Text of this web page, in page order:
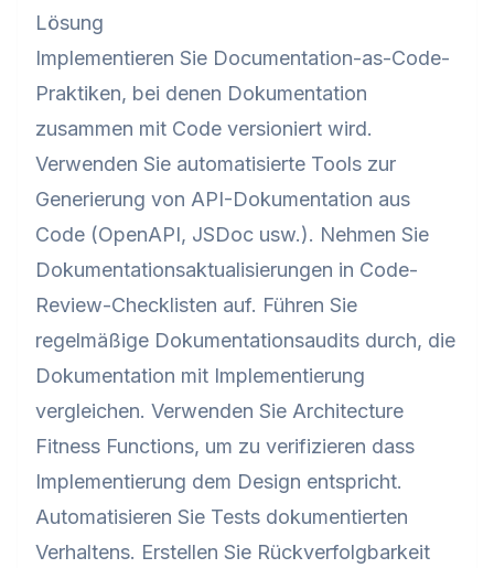
Lösung
Implementieren Sie Documentation-as-Code-
Praktiken, bei denen Dokumentation
zusammen mit Code versioniert wird.
Verwenden Sie automatisierte Tools zur
Generierung von API-Dokumentation aus
Code (OpenAPI, JSDoc usw.). Nehmen Sie
Dokumentationsaktualisierungen in Code-
Review-Checklisten auf. Führen Sie
regelmäßige Dokumentationsaudits durch, die
Dokumentation mit Implementierung
vergleichen. Verwenden Sie Architecture
Fitness Functions, um zu verifizieren dass
Implementierung dem Design entspricht.
Automatisieren Sie Tests dokumentierten
Verhaltens. Erstellen Sie Rückverfolgbarkeit